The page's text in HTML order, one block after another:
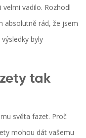
vadilo. Rozhodl
absolutně rád, že jsem
byly
tak
světa fazet. Proč
mohou dát vašemu